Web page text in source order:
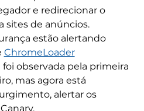
e redirecionar o
sites de anúncios.
estão alertando
ChromeLoader
observada pela primeira
mas agora está
alertar os